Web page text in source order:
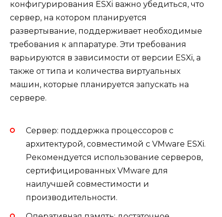
конфигурирования ESXi важно убедиться, что
сервер, на котором планируется
развертывание, поддерживает необходимые
требования к аппаратуре. Эти требования
варьируются в зависимости от версии ESXi, а
также от типа и количества виртуальных
машин, которые планируется запускать на
сервере.
Сервер: поддержка процессоров с
архитектурой, совместимой с VMware ESXi.
Рекомендуется использование серверов,
сертифицированных VMware для
наилучшей совместимости и
производительности.